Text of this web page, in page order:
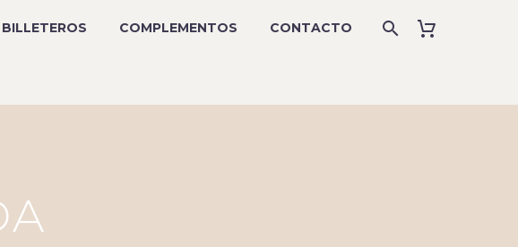
COMPLEMENTOS CONTACTO